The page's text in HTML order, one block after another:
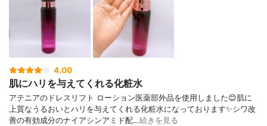
4.00
肌にハリを与えてくれる化粧水
アテニアのドレスリフト ローション医薬部外品を使用しました😊肌に
上質なうるおいとハリを与えてくれる化粧水になっております✨シワ改
善の有効成分のナイアシンアミド配…続きを見る